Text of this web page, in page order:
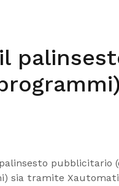
palinsesto
sia tramite